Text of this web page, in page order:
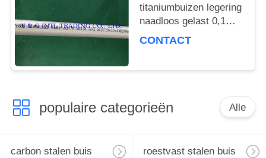
titaniumbuizen legering
naadloos gelast 0,1%
onzuiverheid
CONTACT
populaire categorieën Alle
carbon stalen buis roestvast stalen buis